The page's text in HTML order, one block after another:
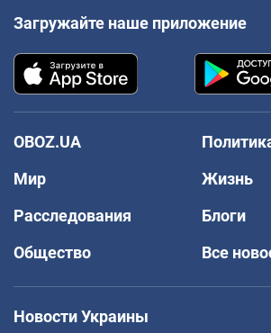
Загружайте наше приложение
OBOZ.UA
Мир
Жизнь
Расследования
Блоги
Общество
Все
Новости Украины